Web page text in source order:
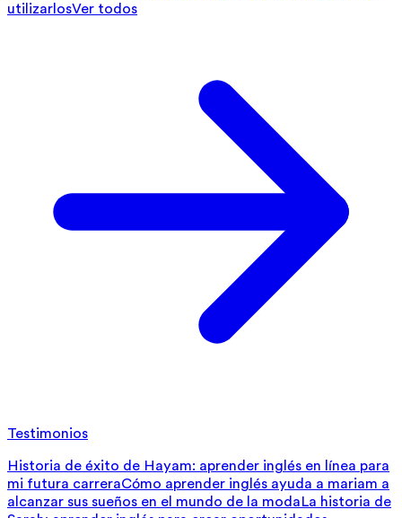
utilizarlosVer todos
Testimonios
Historia de éxito de Hayam: aprender inglés en línea para
mi futura carreraCómo aprender inglés ayuda a mariam a
alcanzar sus sueños en el mundo de la modaLa historia de